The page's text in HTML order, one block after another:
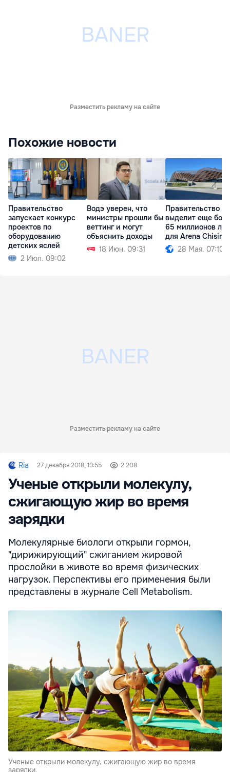
Разместить рекламу на сайте
Похожие новости
Правительство
запускает конкурс
проектов по
оборудованию
детских яслей
2 Июл. 09:02
Водэ уверен, что
министры прошли бы
веттинг и могут
объяснить доходы
18 Июн. 09:31
Правительство
выделит еще
65 миллионов
для Arena
28 Мая. 07:10
Разместить рекламу на сайте
Ria 27 декабря 2018, 19:55 2 208
Ученые открыли молекулу,
сжигающую жир во время
зарядки
Молекулярные биологи открыли гормон,
"дирижирующий" сжиганием жировой
прослойки в животе во время физических
нагрузок. Перспективы его применения были
представлены в журнале Cell Metabolism.
Ученые открыли молекулу, сжигающую жир во время
зарядки.